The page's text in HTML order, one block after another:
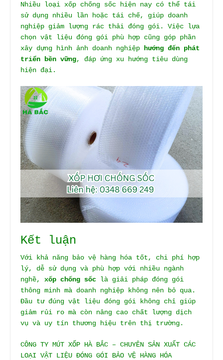
Nhiều loại xốp chống sốc hiện nay có thể tái
sử dụng nhiều lần hoặc tái chế, giúp doanh
nghiệp giảm lượng rác thải đóng gói. Việc lựa
chọn vật liệu đóng gói phù hợp cũng góp phần
xây dựng hình ảnh doanh nghiệp
hướng đến phát
triển bền vững, đáp ứng xu hướng tiêu dùng
hiện đại.
Kết luận
Với khả năng bảo vệ hàng hóa tốt, chi phí hợp
lý, dễ sử dụng và phù hợp với nhiều ngành
nghề, xốp chống sốc là giải pháp đóng gói
thông minh mà doanh nghiệp không nên bỏ qua.
Đầu tư đúng vật liệu đóng gói không chỉ giúp
giảm rủi ro mà còn nâng cao chất lượng dịch
vụ và uy tín thương hiệu trên thị trường.
CÔNG TY MÚT XỐP HÀ BẮC – CHUYÊN SẢN XUẤT CÁC
LOẠI VẬT LIỆU ĐÓNG GÓI BẢO VỆ HÀNG HÓA